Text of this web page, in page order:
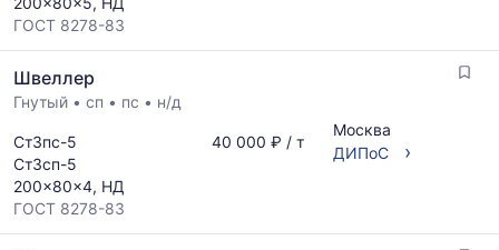
последний
рассчитывается
по
предложениям
и
обновляется
по
мере
ГОСТ,
размеров
и
поставщиков
по
ГОСТ 8278-83
Швеллер
Гнутый • сп • пс • н/д
Ст3пс-5
Ст3сп-5
200x80x4, НД
ГОСТ 8278-83
40 000 ₽ / т
Москва
ДИПоС
›